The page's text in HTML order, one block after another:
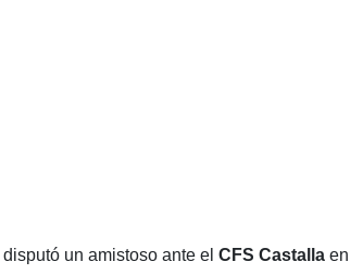
disputó un amistoso ante el CFS Castalla en